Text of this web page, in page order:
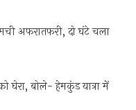
अफरातफरी, दो घंटे चला
घेरा, बोले- हेमकुंड यात्रा में